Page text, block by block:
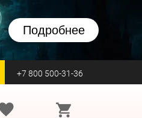
Подробнее
+7 800 500-31-36